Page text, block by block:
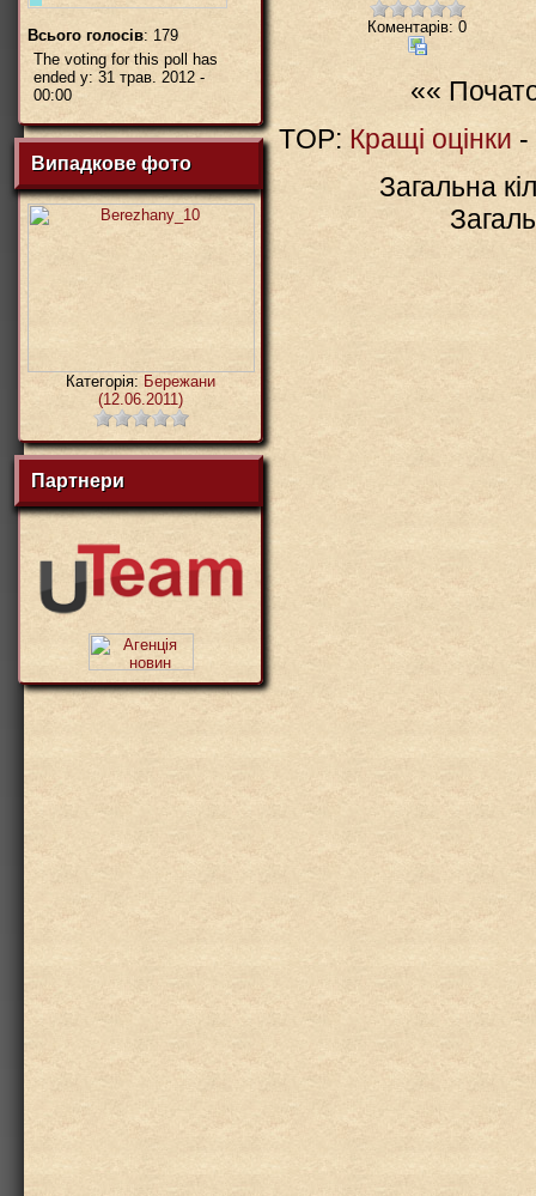
Всього голосів: 179
The voting for this poll has
ended у: 31 трав. 2012 -
00:00
Випадкове фото
Категорія: Бережани
(12.06.2011)
Партнери
Коментарів: 0
««
TOP: Кращі оцінки -
Загальна